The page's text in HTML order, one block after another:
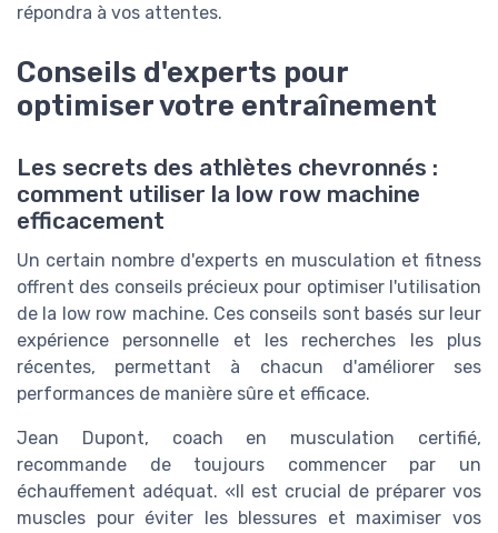
répondra à vos attentes.
Conseils d'experts pour
optimiser votre entraînement
Les secrets des athlètes chevronnés :
comment utiliser la low row machine
efficacement
Un certain nombre d'experts en musculation et fitness
offrent des conseils précieux pour optimiser l'utilisation
de la low row machine. Ces conseils sont basés sur leur
expérience personnelle et les recherches les plus
récentes, permettant à chacun d'améliorer ses
performances de manière sûre et efficace.
Jean Dupont, coach en musculation certifié,
recommande de toujours commencer par un
échauffement adéquat. «Il est crucial de préparer vos
muscles pour éviter les blessures et maximiser vos